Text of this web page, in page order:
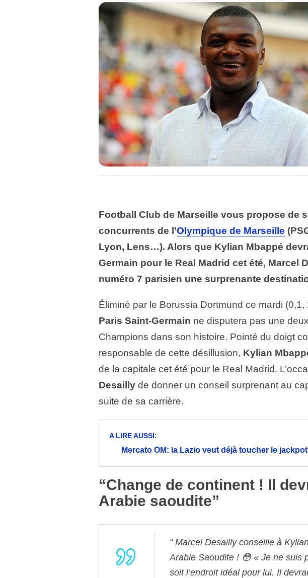
Football Club de Marseille vous propose de
concurrents de l’Olympique de Marseille
Lyon, Lens…). Alors que Kylian Mbappé
Germain pour le Real Madrid cet été, Marcel
numéro 7 parisien une surprenante
Éliminé par le Borussia Dortmund ce mardi
Paris Saint-Germain ne disputera pas une
Champions dans son histoire. Pointé du doigt
responsable de cette désillusion, Kylian
de la capitale cet été pour le Real Madrid.
Desailly de donner un conseil surprenant au
suite de sa carrière.
A LIRE AUSSI:
Mercato OM: la Lazio veut déjà toucher le
“Change de continent ! Il
Arabie saoudite”
Marcel Desailly conseille à
Arabie Saoudite ! 😳 « Je ne suis
soit l’endroit idéal pour lui. Il